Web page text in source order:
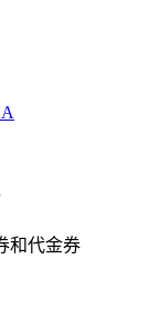
和代金券